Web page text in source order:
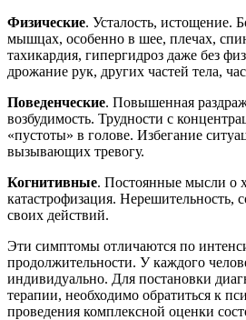
Физические. Усталость, истощение.
мышцах, особенно в шее, плечах,
тахикардия, гипергидроз даже без
дрожание рук, других частей тела,
Поведенческие. Повышенная
возбудимость. Трудности с
«пустоты» в голове. Избегание
вызывающих тревогу.
Когнитивные. Постоянные мысли о
катастрофизация. Нерешительность,
своих действий.
Эти симптомы отличаются по
продолжительности. У каждого
индивидуально. Для постановки
терапии, необходимо обратиться к
проведения комплексной оценки